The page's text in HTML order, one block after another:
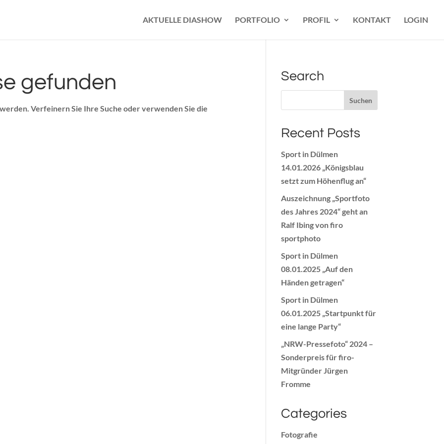
AKTUELLE DIASHOW PORTFOLIO PROFIL KONTAKT LOGIN
gefunden
Verfeinern Sie Ihre Suche oder verwenden Sie die
Search
Recent Posts
Sport in Dülmen
14.01.2026 „Königsblau
setzt zum Höhenflug an“
Auszeichnung „Sportfoto
des Jahres 2024“ geht an
Ralf Ibing von firo
sportphoto
Sport in Dülmen
08.01.2025 „Auf den
Händen getragen“
Sport in Dülmen
06.01.2025 „Startpunkt für
eine lange Party“
„NRW-Pressefoto“ 2024 –
Sonderpreis für firo-
Mitgründer Jürgen
Fromme
Categories
Fotografie